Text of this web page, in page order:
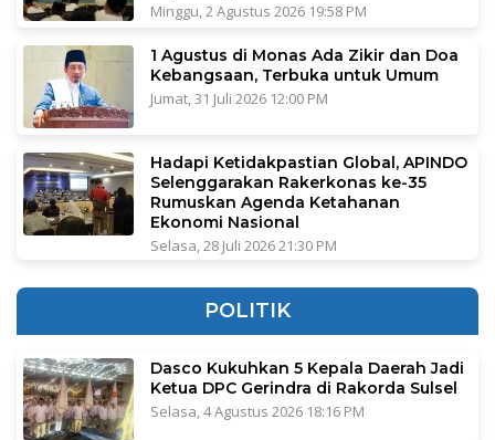
Minggu, 2 Agustus 2026 19:58 PM
1 Agustus di Monas Ada Zikir dan Doa
Kebangsaan, Terbuka untuk Umum
Jumat, 31 Juli 2026 12:00 PM
Hadapi Ketidakpastian Global, APINDO
Selenggarakan Rakerkonas ke-35
Rumuskan Agenda Ketahanan
Ekonomi Nasional
Selasa, 28 Juli 2026 21:30 PM
POLITIK
Dasco Kukuhkan 5 Kepala Daerah Jadi
Ketua DPC Gerindra di Rakorda Sulsel
Selasa, 4 Agustus 2026 18:16 PM